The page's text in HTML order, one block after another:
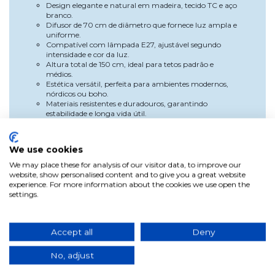
Design elegante e natural em madeira, tecido TC e aço
branco.
Difusor de 70 cm de diâmetro que fornece luz ampla e
uniforme.
Compatível com lâmpada E27, ajustável segundo
intensidade e cor da luz.
Altura total de 150 cm, ideal para tetos padrão e
médios.
Estética versátil, perfeita para ambientes modernos,
nórdicos ou boho.
Materiais resistentes e duradouros, garantindo
estabilidade e longa vida útil.
Diâmetro: 70 cm
Altura do difusor: 13 cm
Número de luzes: 1
Materiais: Madeira, tecido TC e aço
Frequência: 50–60 Hz
Tensão: 220–240 Vac
Temperatura ambiente de trabalho: -20ºC a 50ºC
Proteção IP: 20
We use cookies
We may place these for analysis of our visitor data, to improve our
website, show personalised content and to give you a great website
experience. For more information about the cookies we use open the
settings.
Accept all Deny
No, adjust